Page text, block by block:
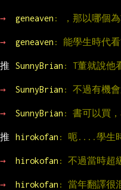
→ geneaven : ，那以哪個
→ geneaven : 能學生時代
推 SunnyBrian : T董就說他
→ SunnyBrian : 不過有機
→ SunnyBrian : 書可以買
推 hirokofan : 呃....學生時
→ hirokofan : 不過當時超
→ hirokofan : 當年翻譯很